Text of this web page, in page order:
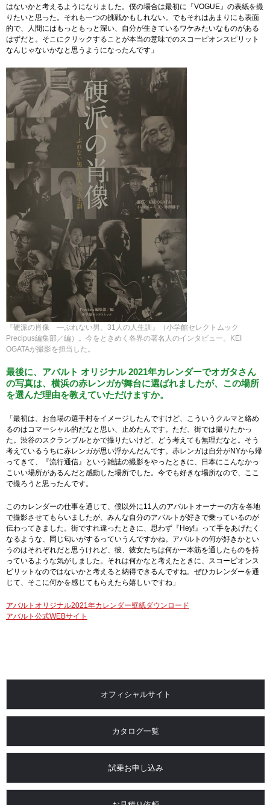
はないかと考えるようになりました。僕の場合は最初に『VOGUE』の表紙を撮
りたいと思った。それも一つの挑戦かもしれない。でもそれはあまりにも表面
的で、人間にはもっともっと深い、自分が生きているワケみたいなものがある
はずだと。そこにクリックすることが本当の意味でのスコーピオンスピリット
なんじゃないかなと思うようになったんです」
『硬派の肖像 —ぶれない男、31人の人生訓』（小学館セレクトムック
Precipus編集部／編）。今をときめく各界の著名人のインタビュー。KEI
OGATAが撮影を担当した。
最後に、アバルト オリジナル 2021年カレンダーでオガタさん
の写真は、横浜の赤レンガが舞台に選ばれましたが、この場所
を選んだ理由を教えていただけますか。
「最初は、お台場の選手村をイメージしたんですけど、こういうクルマと絡め
るのはコマーシャル的だなと思い、止めたんです。ただ、街では撮りたかっ
た。渋谷のスクランブルとかで撮りたいけど、どう考えても無理だなと。そう
考えているうちに赤レンガが思い浮かんだんです。赤レンガは自分がNYから帰
ってきて、『流行通信』という雑誌の撮影をやったときに、日本にこんなかっ
こいい場所があるんだと感動した場所でした。今でも好きな場所なので、ここ
で撮ろうと思ったんです。
このカレンダーの仕事を通じて、僕以外に11人のアバルトオーナーの方を各地
で撮影させてもらいましたが、みんな自分のアバルトが好きで乗っているのが
伝わってきました。街ですれ違ったときに、思わず『Hey!』って手をあげたく
なるような、同じ匂いがするっていうんですかね。アバルトの何が好きかとい
うのはそれぞれだと思うけれど、彼、彼女たちは何か一本筋を通したものを持
っているような気がしました。それは何かなと考えたときに、スコーピオンス
ピリットなのではないかと考えると納得できるんですね。ぜひカレンダーを通
じて、そこに何かを感じてもらえたら嬉しいですね」
アバルトオリジナル2021年カレンダー壁紙ダウンロード
アバルト公式WEBサイト
オフィシャルサイト
カタログ一覧
試乗お申し込み